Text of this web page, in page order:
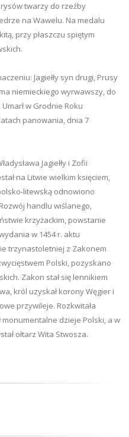
twarzy do rzeźby
na Wawelu. Na medalu
przy płaszczu spiętym
Jagiełły syn drugi, Prusy
niemieckiego wyrwawszy, do
w Grodnie Roku
panowania, dnia 7
Jagiełły i Zofii
na Litwie wielkim księciem,
litewską odnowiono
handlu wiślanego,
krzyżackim, powstanie
w 1454 r. aktu
trzynastoletniej z Zakonem
Polski, pozyskano
Zakon stał się lennikiem
król uzyskał korony Węgier i
przywileje. Rozkwitała
monumentalne dzieje Polski, a w
ołtarz Wita Stwosza.